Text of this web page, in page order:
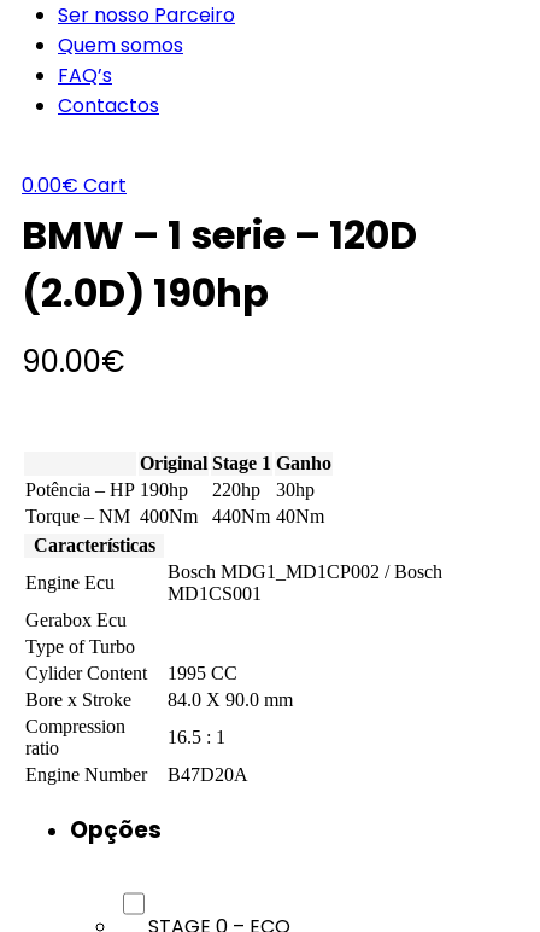
Ser nosso Parceiro
Quem somos
FAQ’s
Contactos
0.00€ Cart
BMW – 1 serie – 120D
(2.0D) 190hp
90.00€
Original Stage 1 Ganho
Potência – HP 190hp 220hp
30hp
Torque – NM 400Nm 440Nm 40Nm
Características
Engine Ecu
Bosch MDG1_MD1CP002 / Bosch
MD1CS001
Gerabox Ecu
Type of Turbo
Cylider Content
1995 CC
Bore x Stroke
84.0 X 90.0 mm
Compression
ratio
16.5 : 1
Engine Number
B47D20A
Opções
STAGE 0 – ECO